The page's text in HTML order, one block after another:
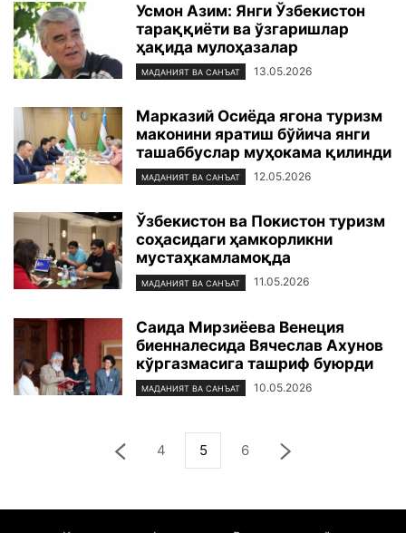
Усмон Азим: Янги Ўзбекистон
тараққиёти ва ўзгаришлар
ҳақида мулоҳазалар
МАДАНИЯТ ВА САНЪАТ 13.05.2026
Марказий Осиёда ягона туризм
маконини яратиш бўйича янги
ташаббуслар муҳокама қилинди
МАДАНИЯТ ВА САНЪАТ 12.05.2026
Ўзбекистон ва Покистон туризм
соҳасидаги ҳамкорликни
мустаҳкамламоқда
МАДАНИЯТ ВА САНЪАТ 11.05.2026
Саида Мирзиёева Венеция
биенналесида Вячеслав Ахунов
кўргазмасига ташриф буюрди
МАДАНИЯТ ВА САНЪАТ 10.05.2026
4 5 6